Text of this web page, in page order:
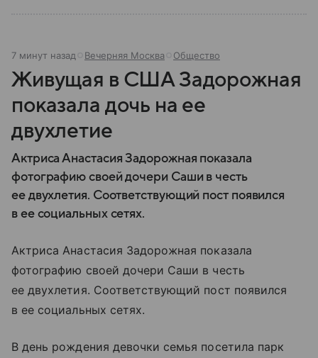
7 минут назад Вечерняя Москва Общество
Живущая в США Задорожная
показала дочь на ее
двухлетие
Актриса Анастасия Задорожная показала
фотографию своей дочери Саши в честь
ее двухлетия. Соответствующий пост появился
в ее социальных сетях.
Актриса Анастасия Задорожная показала
фотографию своей дочери Саши в честь
ее двухлетия. Соответствующий пост появился
в ее социальных сетях.
В день рождения девочки семья посетила парк